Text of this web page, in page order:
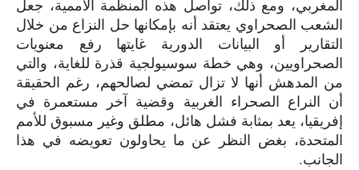
المغربي، ومع ذلك، تواصل هذه المنظمة الأممية، جعل
الشعب الصحراوي يعتقد أنه بإمكانها حل النزاع من خلال
التقارير أو البيانات الدورية غايتها رفع معنويات
الصحراويين، وهي خطة سوسيولجية قذرة للغاية، والتي
من المدهش أنها لا تزال تمضي لصالحهم، رغم الحقيقة
أن النراع الصحراء الغربية وقضية آخر مستعمرة في
إفريقيا، يعد بمثابة فشل هائل، مطلق وغير مسبوق للأمم
المتحدة، بغض النظر عن ما يحاولون تعويضه في هذا
الجانب.